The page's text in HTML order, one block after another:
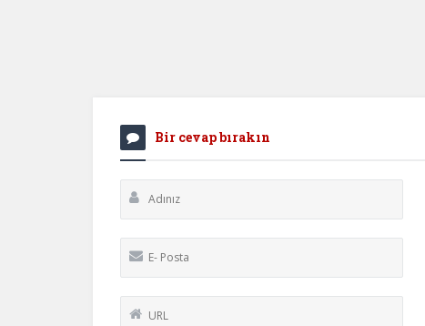
Bir cevap bırakın